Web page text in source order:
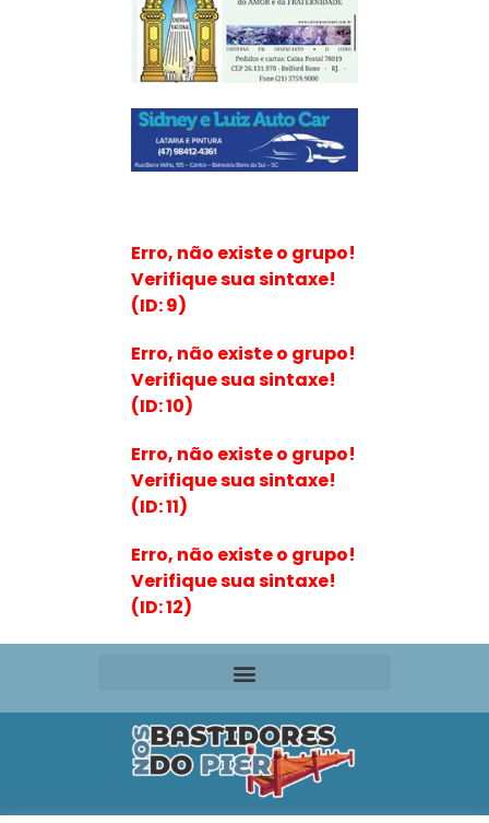
Erro, não existe o grupo!
Verifique sua sintaxe!
(ID: 9)
Erro, não existe o grupo!
Verifique sua sintaxe!
(ID: 10)
Erro, não existe o grupo!
Verifique sua sintaxe!
(ID: 11)
Erro, não existe o grupo!
Verifique sua sintaxe!
(ID: 12)